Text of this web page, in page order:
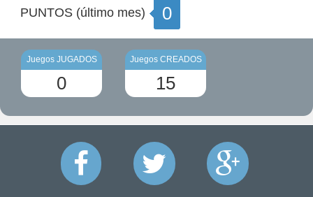
PUNTOS (último mes) 0
Juegos JUGADOS
0
Juegos CREADOS
15